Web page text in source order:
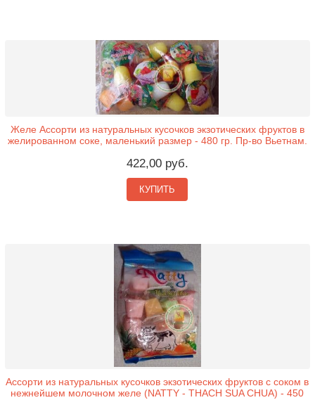
Желе Ассорти из натуральных кусочков экзотических фруктов в
желированном соке, маленький размер - 480 гр. Пр-во Вьетнам.
422,00 руб.
КУПИТЬ
Ассорти из натуральных кусочков экзотических фруктов с соком в
нежнейшем молочном желе (NATTY - THACH SUA CHUA) - 450